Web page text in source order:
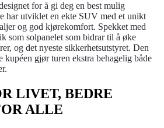
for å gi deg en best mulig
har utviklet en ekte SUV med et unikt
og god kjørekomfort. Spekket med
som solpanelet som bidrar til å øke
og det nyeste sikkerhetsutstyret. Den
gjør turen ekstra behagelig både
LIVET, BEDRE
ALLE